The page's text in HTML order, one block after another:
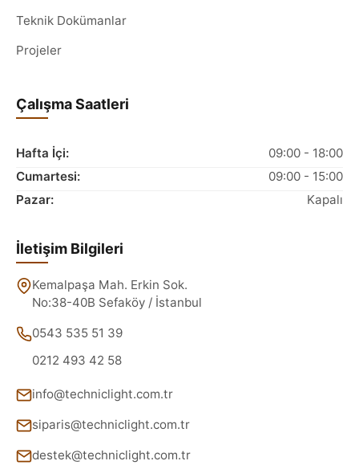
Teknik Dokümanlar
Projeler
Çalışma Saatleri
Hafta İçi:
09:00 - 18:00
Cumartesi:
09:00 - 15:00
Pazar:
Kapalı
İletişim Bilgileri
Kemalpaşa Mah. Erkin Sok.
No:38-40B Sefaköy / İstanbul
0543 535 51 39
0212 493 42 58
info@techniclight.com.tr
siparis@techniclight.com.tr
destek@techniclight.com.tr